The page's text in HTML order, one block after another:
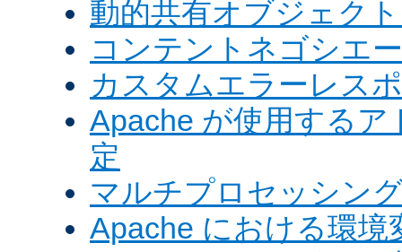
動的共有オブジェク
コンテントネゴシエ
カスタムエラーレス
Apache が使用する
定
マルチプロセッシン
Apache における環境